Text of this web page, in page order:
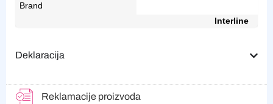
Brand
Interline
Deklaracija
Reklamacije proizvoda